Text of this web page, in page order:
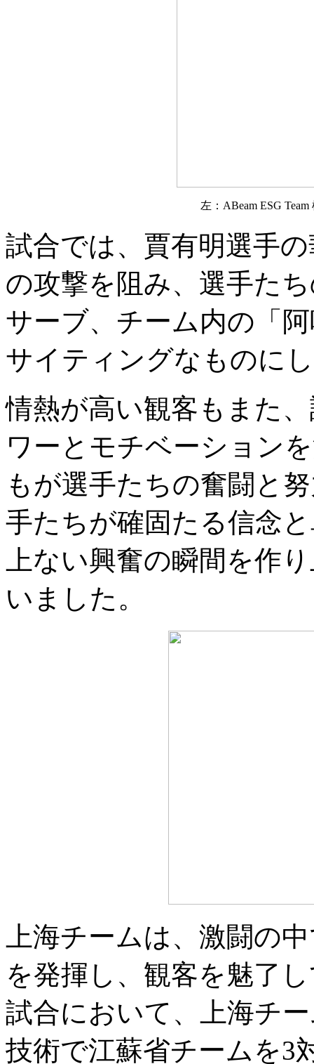
左：ABeam ESG
試合では、賈有明選手
の攻撃を阻み、選手た
サーブ、チーム内の「
サイティングなものに
情熱が高い観客もまた
ワーとモチベーション
もが選手たちの奮闘と
手たちが確固たる信念
上ない興奮の瞬間を作
いました。
上海チームは、激闘の
を発揮し、観客を魅了
試合において、上海チ
技術で江蘇省チームを3